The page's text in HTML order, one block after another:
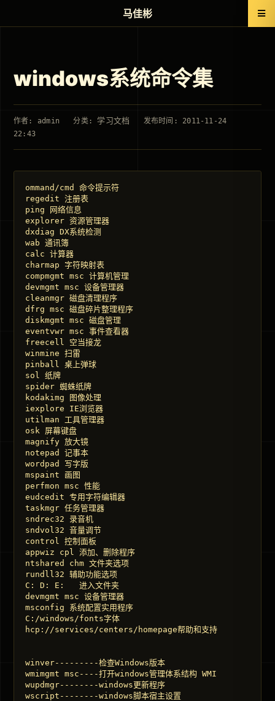
windows系统命令集
作者: admin 分类:学习文档
发布时间: 2011-11-24
22:43
ommand/cmd 命令提示符
regedit 注册表
ping 网络信息
explorer 资源管理器
dxdiag DX系统检测
wab 通讯簿
calc 计算器
charmap 字符映射表
compmgmt msc 计算机管理
devmgmt msc 设备管理器
cleanmgr 磁盘清理程序
dfrg msc 磁盘碎片整理程序
diskmgmt msc 磁盘管理
eventvwr msc 事件查看器
freecell 空当接龙
winmine 扫雷
pinball 桌上弹球
sol 纸牌
spider 蜘蛛纸牌
kodakimg 图像处理
iexplore IE浏览器
utilman 工具管理器
osk 屏幕键盘
magnify 放大镜
notepad 记事本
wordpad 写字版
mspaint 画图
perfmon msc 性能
eudcedit 专用字符编辑器
taskmgr 任务管理器
sndrec32 录音机
sndvol32 音量调节
control 控制面板
appwiz cpl 添加、删除程序
ntshared chm 文件夹选项
rundll32 辅助功能选项
C: D: E:   进入文件夹
devmgmt msc 设备管理器
msconfig 系统配置实用程序
C:/windows/fonts字体
hcp://services/centers/homepage帮助和支持
winver---------检查Windows版本
wmimgmt msc----打开windows管理体系结构 WMI
wupdmgr--------windows更新程序
wscript--------windows脚本宿主设置
马佳彬